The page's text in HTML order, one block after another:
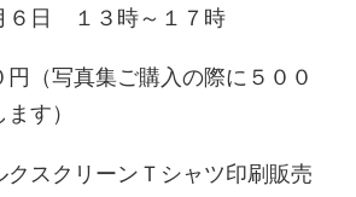
３時～１７時
円（写真集ご購入の際に５００
す）
クスクリーンＴシャツ印刷販売